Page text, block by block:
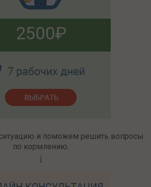
2500
и поможем решить вопросы
по кормлению.